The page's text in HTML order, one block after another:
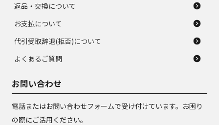
返品・交換について
お支払について
代引受取辞退(拒否)について
よくあるご質問
お問い合わせ
電話またはお問い合わせフォームで受け付けています。お困り
の際にご活用ください。